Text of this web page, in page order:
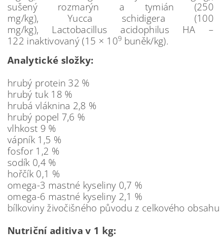
sušený rozmarýn a tymián (250
mg/kg), Yucca schidigera (100
mg/kg), Lactobacillus acidophilus HA –
122 inaktivovaný (15 × 109 buněk/kg).
Analytické složky:
hrubý protein 32 %
hrubý tuk 18 %
hrubá vláknina 2,8 %
hrubý popel 7,6 %
vlhkost 9 %
vápník 1,5 %
fosfor 1,2 %
sodík 0,4 %
hořčík 0,1 %
omega-3 mastné kyseliny 0,7 %
omega-6 mastné kyseliny 2,1 %
bílkoviny živočišného původu z celkového
Nutriční aditiva v 1 kg: